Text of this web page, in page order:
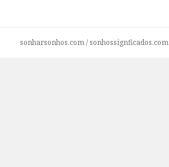
sonharsonhos.com/sonhossignficados.com